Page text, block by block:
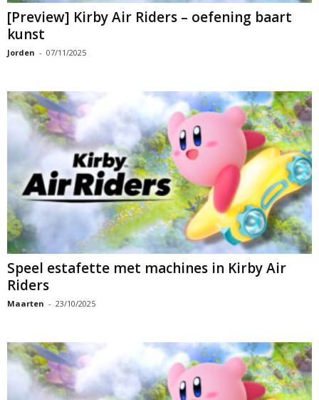
[Preview] Kirby Air Riders – oefening baart
kunst
Jorden - 07/11/2025
Speel estafette met machines in Kirby Air
Riders
Maarten - 23/10/2025